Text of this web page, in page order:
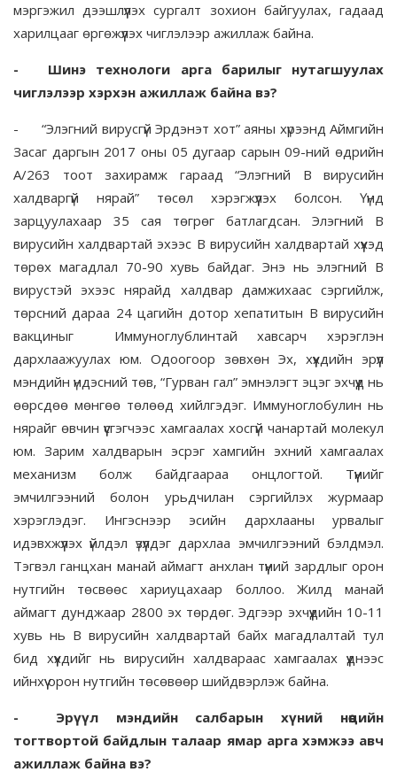
мэргэжил дээшлүүлэх сургалт зохион байгуулах, гадаад
харилцааг өргөжүүлэх чиглэлээр ажиллаж байна.
-
Шинэ технологи арга барилыг нутагшуулах
чиглэлээр хэрхэн ажиллаж байна вэ?
-
“Элэгний вирусгүй Эрдэнэт хот” аяны хүрээнд Аймгийн
Засаг даргын 2017 оны 05 дугаар сарын 09-ний өдрийн
А/263 тоот захирамж гараад “Элэгний В вирусийн
халдваргүй нярай” төсөл хэрэгжүүлэх болсон. Үүнд
зарцуулахаар 35 сая төгрөг батлагдсан. Элэгний В
вирусийн халдвартай эхээс В вирусийн халдвартай хүүхэд
төрөх магадлал 70-90 хувь байдаг. Энэ нь элэгний В
вирустэй эхээс нярайд халдвар дамжихаас сэргийлж,
төрсний дараа 24 цагийн дотор хепатитын В вирусийн
вакциныг Иммуноглублинтай хавсарч хэрэглэн
дархлаажуулах юм. Одоогоор зөвхөн Эх, хүүхдийн эрүүл
мэндийн үндэсний төв, “Гурван гал” эмнэлэгт эцэг эхчүүд нь
өөрсдөө мөнгөө төлөөд хийлгэдэг. Иммуноглобулин нь
нярайг өвчин үүсгэгчээс хамгаалах хосгүй чанартай молекул
юм. Зарим халдварын эсрэг хамгийн эхний хамгаалах
механизм болж байдгаараа онцлогтой. Түүнийг
эмчилгээний болон урьдчилан сэргийлэх журмаар
хэрэглэдэг. Ингэснээр эсийн дархлааны урвалыг
идэвхжүүлэх үйлдэл үзүүлдэг дархлаа эмчилгээний бэлдмэл.
Тэгвэл ганцхан манай аймагт анхлан түүний зардлыг орон
нутгийн төсвөөс хариуцахаар боллоо. Жилд манай
аймагт дунджаар 2800 эх төрдөг. Эдгээр эхчүүдийн 10-11
хувь нь В вирусийн халдвартай байх магадлалтай тул
бид хүүхдийг нь вирусийн халдвараас хамгаалах үүднээс
ийнхүү орон нутгийн төсөвөөр шийдвэрлэж байна.
-
Эрүүл мэндийн салбарын хүний нөөцийн
тогтвортой байдлын талаар ямар арга хэмжээ авч
ажиллаж байна вэ?